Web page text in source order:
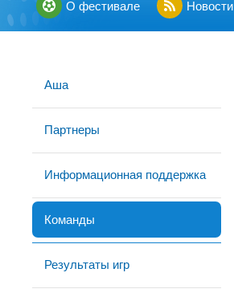
О фестивале Новости
Аша
Партнеры
Информационная поддержка
Команды
Результаты игр